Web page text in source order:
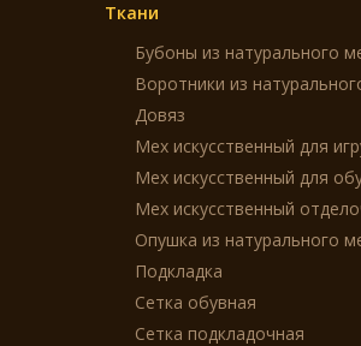
Ткани
Бубоны из натурального
Воротники из
Довяз
Мех искусственный для
Мех искусственный для
Мех искусственный
Опушка из натурального
Подкладка
Сетка обувная
Сетка подкладочная